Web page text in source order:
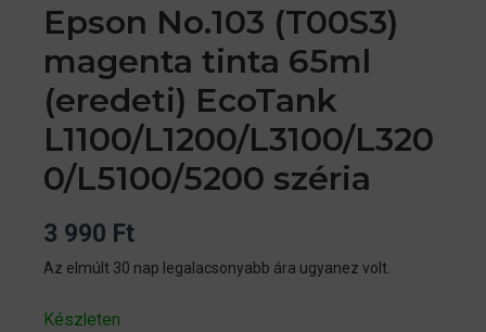
Epson No.103 (T00S3)
magenta tinta 65ml
(eredeti) EcoTank
L1100/L1200/L3100/L320
0/L5100/5200 széria
3 990 Ft
Az elmúlt 30 nap legalacsonyabb ára ugyanez volt.
Készleten